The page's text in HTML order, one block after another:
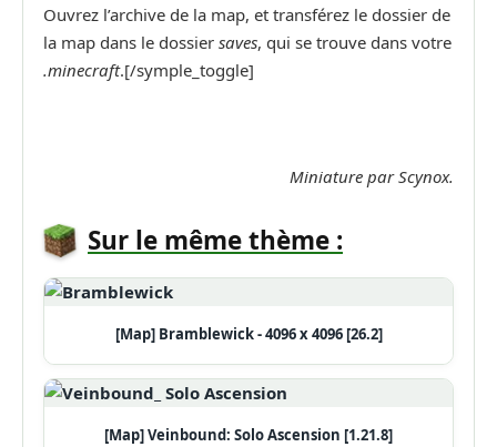
Ouvrez l’archive de la map, et transférez le dossier de
la map dans le dossier saves, qui se trouve dans votre
.minecraft.[/symple_toggle]
Miniature par Scynox.
Sur le même thème :
[Map] Bramblewick - 4096 x 4096 [26.2]
[Map] Veinbound: Solo Ascension [1.21.8]